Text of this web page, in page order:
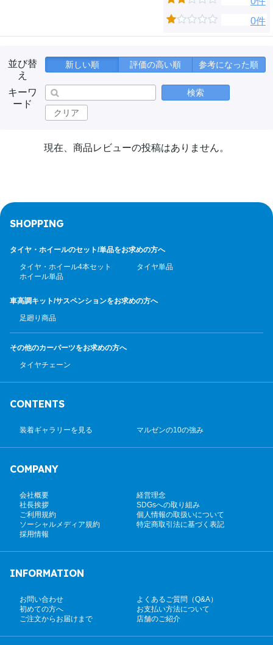
0件
並び替
え
新しい順 評価の高い順 参考になった順
キーワ
ード
検索
クリア
現在、商品レビューの投稿はありません。
SHOPPING
タイヤ・ホイールのセット/単品をお求めの方へ
タイヤ・ホイール4本セット
タイヤ単品
ホイール単品
車高調キット/サスペンションをお求めの方へ
足廻り商品
その他のカーパーツをお求めの方へ
タイヤチェーン
CONTENTS
装着ギャラリーを見る マルゼンの10の強み
COMPANY
会社概要
経営理念
社長挨拶
SDGsへの取り組み
ご利用規約
個人情報の取扱いについて
ソーシャルメディア規約
特定商取引法に基づく表記
採用情報
INFORMATION
お問い合わせ
よくあるご質問（Q&A）
初めての方へ
お支払い方法について
ご注文からお届けまで
店舗のご紹介